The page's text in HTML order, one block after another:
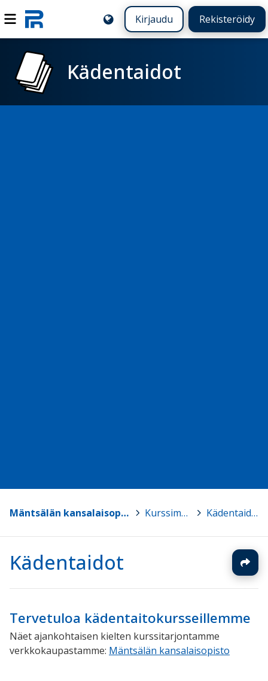
Kirjaudu Rekisteröidy
Kädentaidot
Mäntsälän kansalaisopisto > Kurssimme Kädentaidot
Kädentaidot
Tervetuloa kädentaitokursseillemme
Näet ajankohtaisen kielten kurssitarjontamme
verkkokaupastamme: Mäntsälän kansalaisopisto